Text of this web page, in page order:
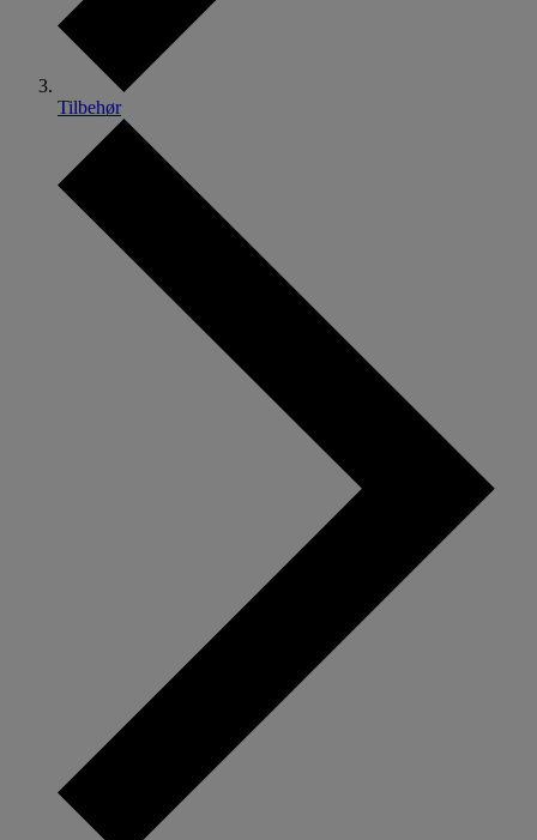
Tilbehør